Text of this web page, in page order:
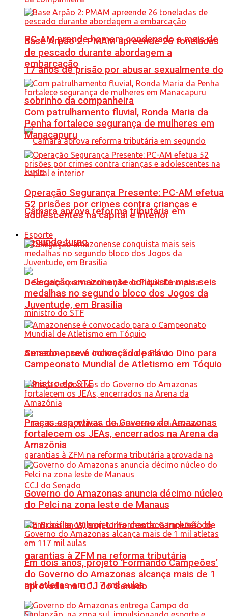
PC-AM prende homem condenado a mais de
17 anos de prisão por abusar sexualmente do
sobrinho da companheira
Câmara aprova reforma tributária em
segundo turno
Senado aprova indicação de Flávio Dino para
ministro do STF
Em Brasília, Wilson Lima destaca inclusão de
garantias à ZFM na reforma tributária
aprovada na CCJ do Senado
Base Arpão 2: PMAM apreende 26 toneladas
de pescado durante abordagem a
embarcação
Com patrulhamento fluvial, Ronda Maria da
Penha fortalece segurança de mulheres em
Manacapuru
Operação Segurança Presente: PC-AM efetua
52 prisões por crimes contra crianças e
adolescentes na capital e interior
Esporte
Delegação amazonense conquista mais seis
medalhas no segundo bloco dos Jogos da
Juventude, em Brasília
Amazonense é convocado para o
Campeonato Mundial de Atletismo em Tóquio
Praças esportivas do Governo do Amazonas
fortalecem os JEAs, encerrados na Arena da
Amazônia
Governo do Amazonas anuncia décimo núcleo
do Pelci na zona leste de Manaus
Em dois anos, projeto ‘Formando Campeões’
do Governo do Amazonas alcança mais de 1
mil atletas em 117 mil aulas